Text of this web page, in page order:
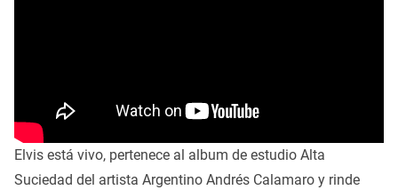
Elvis está vivo, pertenece al album de estudio Alta
Suciedad del artista Argentino Andrés Calamaro y rinde